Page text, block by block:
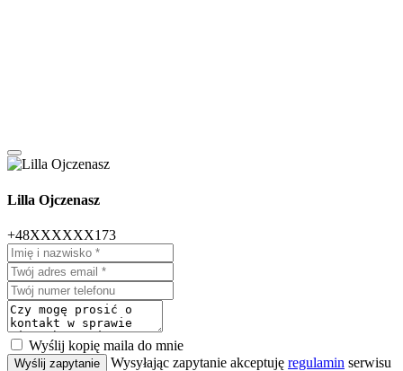
Lilla Ojczenasz
+48XXXXXX173
Wyślij kopię maila do mnie
Wyślij zapytanie Wysyłając zapytanie akceptuję regulamin serwisu